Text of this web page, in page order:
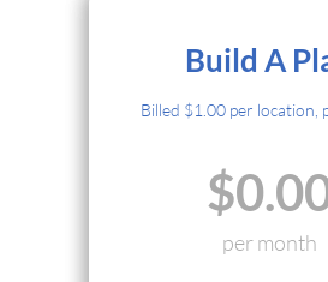
Build A
Billed $1.00 per location,
per month